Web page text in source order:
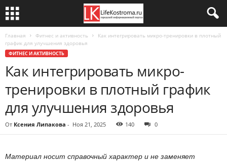
Главная Фитнес и активность
Как интегрировать микро-тренировки в плотный
график для улучшения здоровья
ФИТНЕС И АКТИВНОСТЬ
Как интегрировать микро-
тренировки в плотный график
для улучшения здоровья
От Ксения Липакова - Ноя 21, 2025 140 0
Материал носит справочный характер и не заменяет